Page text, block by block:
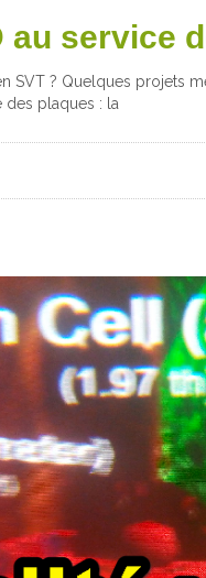
au service
SVT ? Quelques projets
des plaques : la